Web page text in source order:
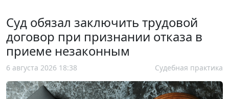
Суд обязал заключить трудовой
договор при признании отказа в
приеме незаконным
6 августа 2026 18:38 Судебная практика